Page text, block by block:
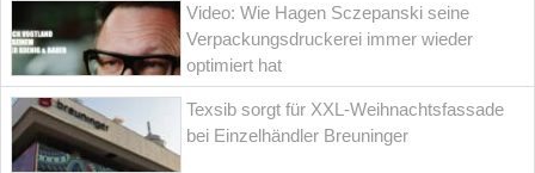
Video: Wie Hagen Sczepanski seine
Verpackungsdruckerei immer wieder
optimiert hat
Texsib sorgt für XXL-Weihnachtsfassade
bei Einzelhändler Breuninger